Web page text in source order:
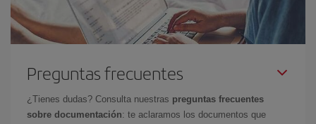
Preguntas frecuentes
¿Tienes dudas? Consulta nuestras preguntas frecuentes
sobre documentación: te aclaramos los documentos que